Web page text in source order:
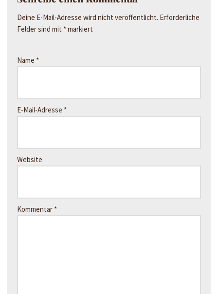
Deine E-Mail-Adresse wird nicht veröffentlicht. Erforderliche
Felder sind mit *markiert
Name *
E-Mail-Adresse *
Website
Kommentar *